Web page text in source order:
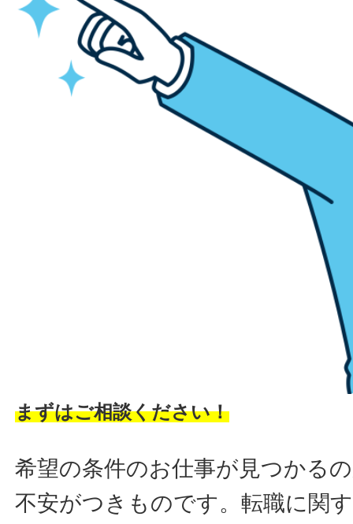
まずはご相談ください！
希望の条件のお仕事が見つかる
不安がつきものです。転職に関